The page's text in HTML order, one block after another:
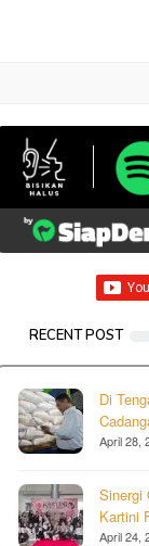
RECENT POST
Di
April 28,
Sinergi
Kartini
April 24,